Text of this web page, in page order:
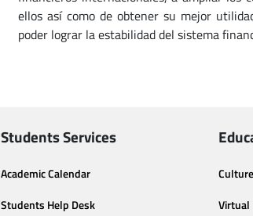
ellos así como de obtener su mejor
poder lograr la estabilidad del sistema
Students Services
Academic Calendar
Students Help Desk
Virtual